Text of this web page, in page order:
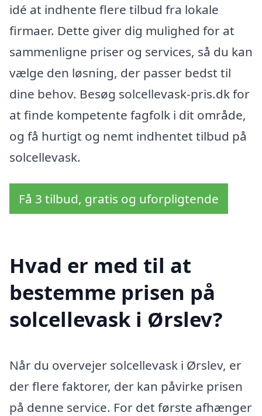
idé at indhente flere tilbud fra lokale
firmaer. Dette giver dig mulighed for at
sammenligne priser og services, så du kan
vælge den løsning, der passer bedst til
dine behov. Besøg solcellevask-pris.dk for
at finde kompetente fagfolk i dit område,
og få hurtigt og nemt indhentet tilbud på
solcellevask.
Få 3 tilbud, gratis og uforpligtende
Hvad er med til at
bestemme prisen på
solcellevask i Ørslev?
Når du overvejer solcellevask i Ørslev, er
der flere faktorer, der kan påvirke prisen
på denne service. For det første afhænger